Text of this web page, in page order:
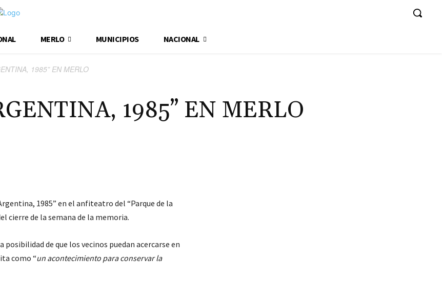
MERLO MUNICIPIOS NACIONAL
1985” EN MERLO
1985” EN MERLO
1985” en el anfiteatro del “Parque de la
cierre de la semana de la memoria.
de que los vecinos puedan acercarse en
como “un acontecimiento para conservar la